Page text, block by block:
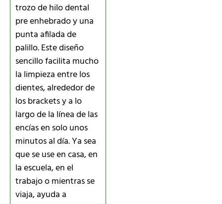
trozo de hilo dental
pre enhebrado y una
punta afilada de
palillo. Este diseño
sencillo facilita mucho
la limpieza entre los
dientes, alrededor de
los brackets y a lo
largo de la línea de las
encías en solo unos
minutos al día. Ya sea
que se use en casa, en
la escuela, en el
trabajo o mientras se
viaja, ayuda a